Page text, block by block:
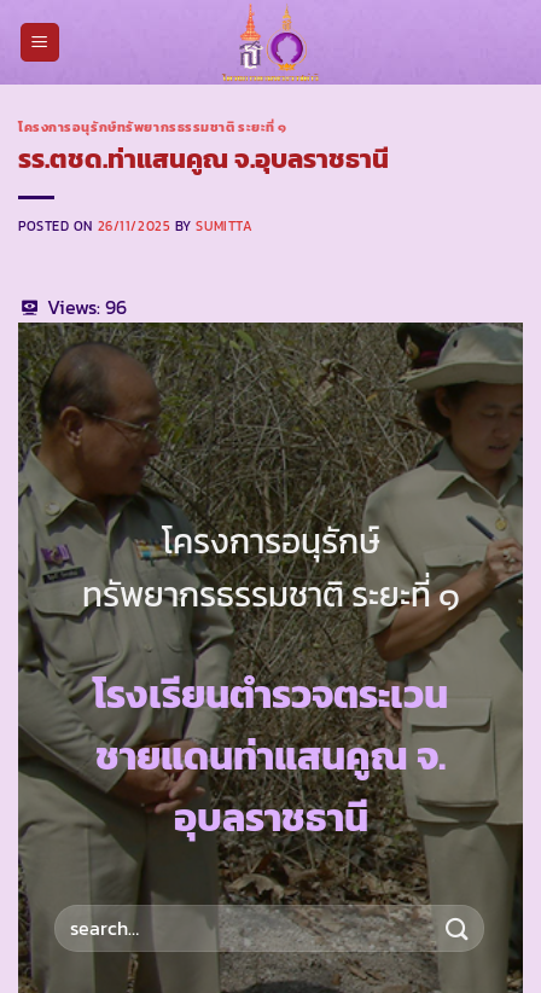
โครงการอนุรักษ์ทรัพยากรธรรมชาติ ระยะที่ ๑
รร.ตชด.ท่าแสนคูณ จ.อุบลราชธานี
POSTED ON 26/11/2025 BYSUMITTA
Views:96
โครงการอนุรักษ์
ทรัพยากรธรรมชาติ ระยะที่ ๑
โรงเรียนตำรวจตระเวน
ชายแดนท่าแสนคูณ จ.
อุบลราชธานี